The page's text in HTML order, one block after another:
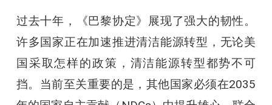
过去十年，《巴黎协定》展现了强大的韧性。
许多国家正在加速推进清洁能源转型，无论美
国采取怎样的政策，清洁能源转型都势不可
挡。当前至关重要的是，其他国家必须在2035